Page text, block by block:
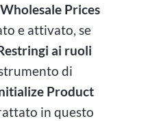
Prices
e attivato, se
ai ruoli
di
Product
in questo